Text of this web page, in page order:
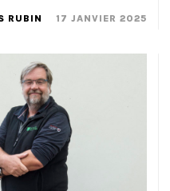
RUBIN 17 JANVIER 2025